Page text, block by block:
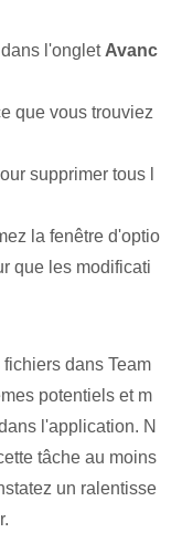
l'onglet Avanc
que vous trouviez
supprimer tous l
la fenêtre d'optio
que les modificati
dans Team
potentiels et m
l'application. N
tâche au moins
un ralentisse